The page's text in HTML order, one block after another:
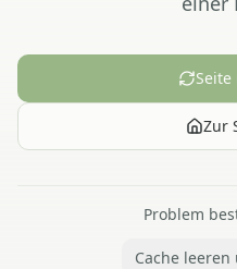
Zur
Problem
Cache